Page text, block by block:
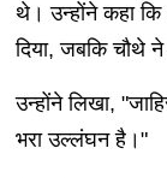
थे। उन्होंने कहा
दिया, जबकि चौथे ने
उन्होंने लिखा,
भरा उल्लंघन है।"